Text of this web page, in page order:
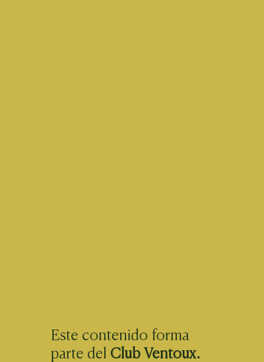
Este contenido forma
parte del Club Ventoux.